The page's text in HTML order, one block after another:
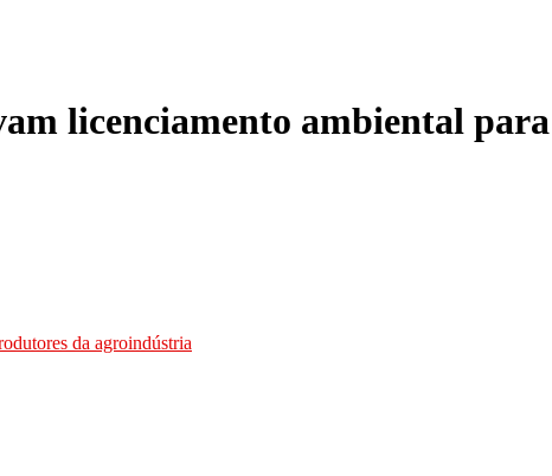
licenciamento ambiental